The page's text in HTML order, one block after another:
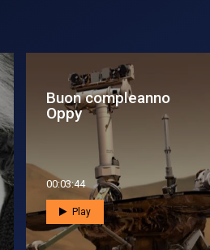
Buon compleanno Apollo
12
00:00:50
Play